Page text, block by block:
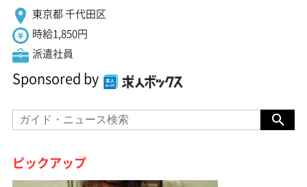
東京都 千代田区
時給1,850円
派遣社員
Sponsored by
ピックアップ